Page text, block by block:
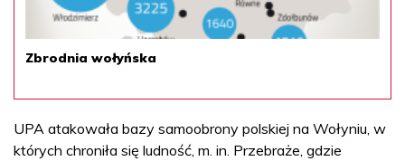
Zbrodnia wołyńska
UPA atakowała bazy samoobrony polskiej na Wołyniu, w
których chroniła się ludność, m. in. Przebraże, gdzie